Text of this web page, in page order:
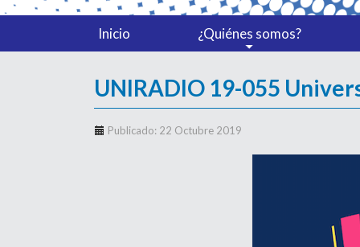
Inicio ¿Quiénes somos?
UNIRADIO 19-055
Publicado: 22 Octubre 2019